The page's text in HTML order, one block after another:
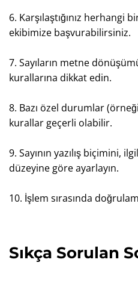
6. Karşılaştığınız herhangi
ekibimize başvurabilirsiniz.
7. Sayıların metne
kurallarına dikkat edin.
8. Bazı özel durumlar
kurallar geçerli olabilir.
9. Sayının yazılış biçimini,
düzeyine göre ayarlayın.
10. İşlem sırasında
Sıkça Sorulan